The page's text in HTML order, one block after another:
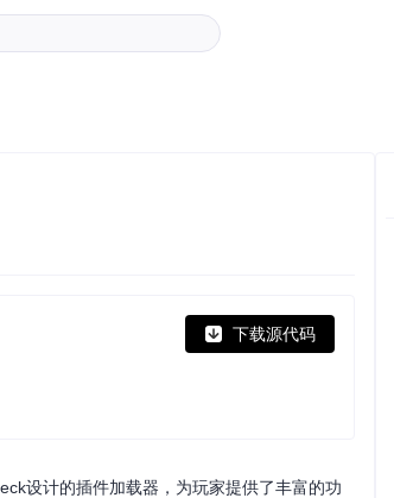
下载源代码
设计的插件加载器，为玩家提供了丰富的功